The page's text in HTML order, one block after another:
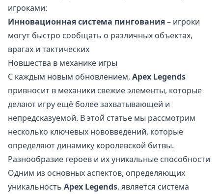
игроками:
Инновационная система пингования– игроки
могут быстро сообщать о различных объектах,
врагах и тактических
Новшества в механике игры
С каждым новым обновлением, Apex Legends
привносит в механики свежие элементы, которые
делают игру ещё более захватывающей и
непредсказуемой. В этой статье мы рассмотрим
несколько ключевых нововведений, которые
определяют динамику королевской битвы.
Разнообразие героев и их уникальные способности
Одним из основных аспектов, определяющих
уникальность Apex Legends, является система